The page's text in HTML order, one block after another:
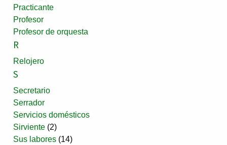
Practicante
Profesor
Profesor de orquesta
R
Relojero
S
Secretario
Serrador
Servicios domésticos
Sirviente (2)
Sus labores (14)